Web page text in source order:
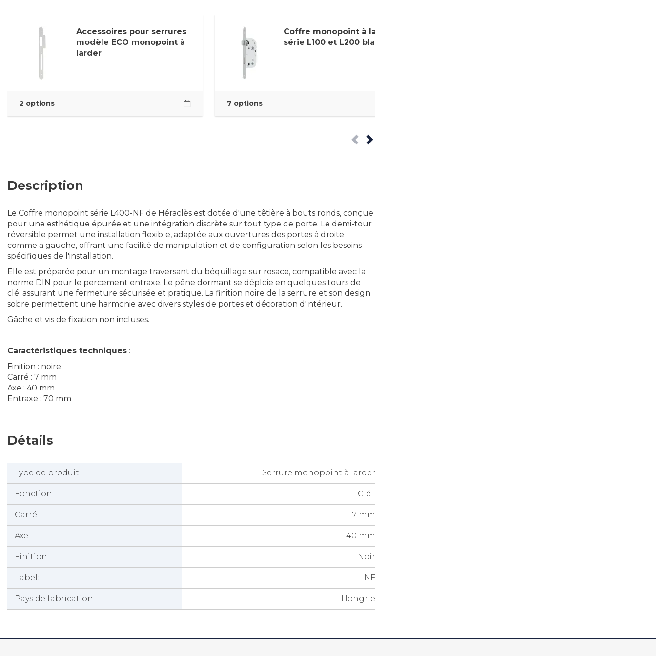
Accessoires pour serrures
modèle ECO monopoint à
larder
2 options
Coffre monopoint à larder
série L100 et L200 blanc
7 options
Description
Le Coffre monopoint série L400-NF de Héraclès est dotée d'une têtière à bouts ronds, conçue
pour une esthétique épurée et une intégration discrète sur tout type de porte. Le demi-tour
réversible permet une installation flexible, adaptée aux ouvertures des portes à droite
comme à gauche, offrant une facilité de manipulation et de configuration selon les besoins
spécifiques de l'installation.
Elle est préparée pour un montage traversant du béquillage sur rosace, compatible avec la
norme DIN pour le percement entraxe. Le pêne dormant se déploie en quelques tours de
clé, assurant une fermeture sécurisée et pratique. La finition noire de la serrure et son design
sobre permettent une harmonie avec divers styles de portes et décoration d'intérieur.
Gâche et vis de fixation non incluses.
Caractéristiques techniques :
Finition : noire
Carré : 7 mm
Axe : 40 mm
Entraxe : 70 mm
Détails
Type de produit: Serrure monopoint à larder
Fonction: Clé I
Carré: 7 mm
Axe: 40 mm
Finition: Noir
Label: NF
Pays de fabrication: Hongrie